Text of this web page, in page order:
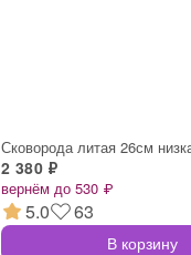
2 380 ₽
вернём до 530 ₽
5.0 63
В корзину